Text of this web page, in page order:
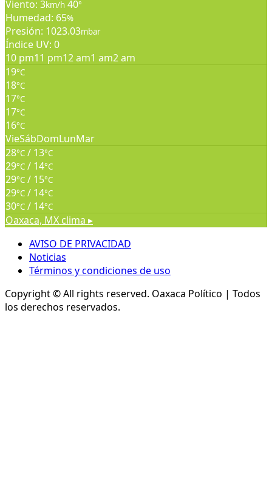
Viento: 3km/h 40°
Humedad: 65%
Presión: 1023.03mbar
Índice UV: 0
10 pm11 pm12 am1 am2 am
19°C
18°C
17°C
17°C
16°C
VieSábDomLunMar
28°C / 13°C
29°C / 14°C
29°C / 15°C
29°C / 14°C
30°C / 14°C
Oaxaca, MX clima ▸
AVISO DE PRIVACIDAD
Noticias
Términos y condiciones de uso
Copyright © All rights reserved. Oaxaca Político | Todos
los derechos reservados.